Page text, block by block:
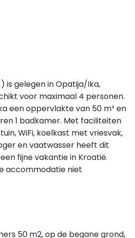
is gelegen in Opatija/Ika,
voor maximaal 4 personen.
een oppervlakte van 50 m² en
1 badkamer. Met faciliteiten
WiFi, koelkast met vriesvak,
en vaatwasser heeft dit
fijne vakantie in Kroatië.
accommodatie niet
50 m2, op de begane grond,